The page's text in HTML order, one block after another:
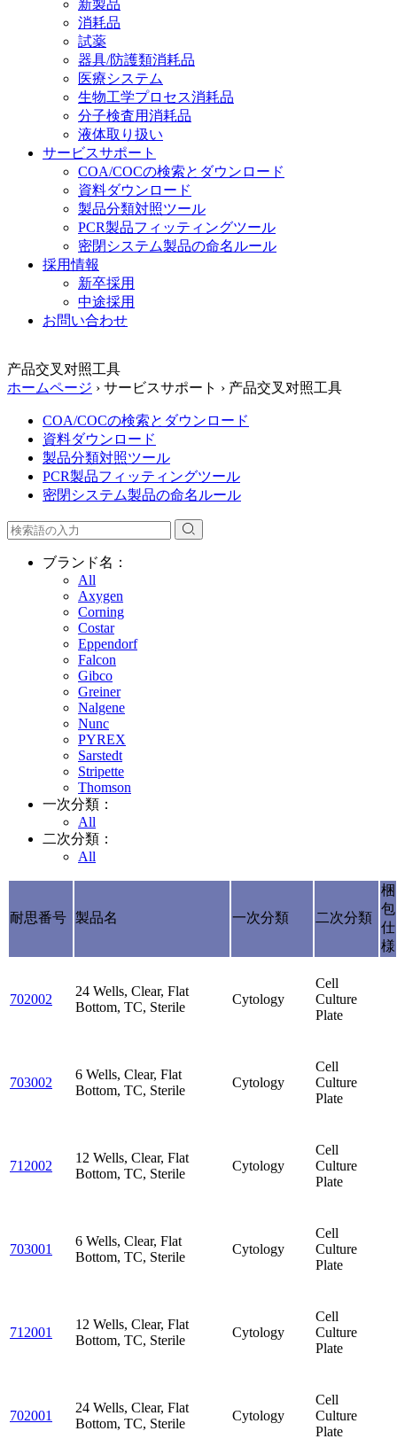
新製品
消耗品
試薬
器具/防護類消耗品
医療システム
生物工学プロセス消耗品
分子検査用消耗品
液体取り扱い
サービスサポート
COA/COCの検索とダウンロード
資料ダウンロード
製品分類対照ツール
PCR製品フィッティングツール
密閉システム製品の命名ルール
採用情報
新卒採用
中途採用
お問い合わせ
产品交叉对照工具
ホームページ › サービスサポート › 产品交叉对照工具
COA/COCの検索とダウンロード
資料ダウンロード
製品分類対照ツール
PCR製品フィッティングツール
密閉システム製品の命名ルール
ブランド名：
All
Axygen
Corning
Costar
Eppendorf
Falcon
Gibco
Greiner
Nalgene
Nunc
PYREX
Sarstedt
Stripette
Thomson
一次分類：
All
二次分類：
All
耐思番号 製品名 一次分類 二次分類
梱
包
仕
様
702002
24 Wells, Clear, Flat
Bottom, TC, Sterile
Cytology
Cell
Culture
Plate
703002
6 Wells, Clear, Flat
Bottom, TC, Sterile
Cytology
Cell
Culture
Plate
712002
12 Wells, Clear, Flat
Bottom, TC, Sterile
Cytology
Cell
Culture
Plate
703001
6 Wells, Clear, Flat
Bottom, TC, Sterile
Cytology
Cell
Culture
Plate
712001
12 Wells, Clear, Flat
Bottom, TC, Sterile
Cytology
Cell
Culture
Plate
702001
24 Wells, Clear, Flat
Bottom, TC, Sterile
Cytology
Cell
Culture
Plate